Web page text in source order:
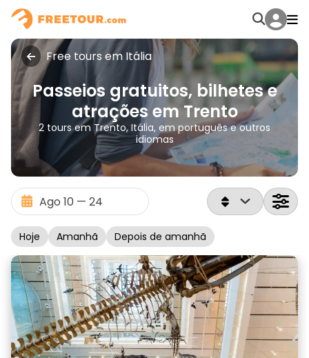
Free tours em Itália
Passeios gratuitos, bilhetes e
atrações em Trento
2 tours em Trento, Itália, em português e outros
idiomas
Hoje Amanhã Depois de amanhã